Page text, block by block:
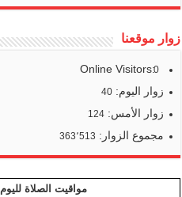
زوار موقعنا
Online Visitors:
0
زوار اليوم:40
زوار الأمس:124
مجموع الزوار: 363٬513
مواقيت الصلاة لليوم 7 أغسطس 2026